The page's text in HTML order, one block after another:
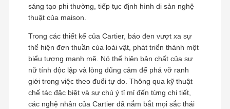
sáng tạo phi thường, tiếp tục định hình di sản nghệ
thuật của maison.
Trong các thiết kế của Cartier, báo đen vượt xa sự
thể hiện đơn thuần của loài vật, phát triển thành một
biểu tượng mạnh mẽ. Nó thể hiện bản chất của sự
nữ tính độc lập và lòng dũng cảm để phá vỡ ranh
giới trong việc theo đuổi tự do. Thông qua kỹ thuật
chế tác đặc biệt và sự chú ý tỉ mỉ đến từng chi tiết,
các nghệ nhân của Cartier đã nắm bắt mọi sắc thái